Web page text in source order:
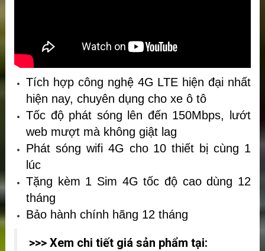
Tích hợp công nghệ 4G LTE hiện đại nhất
hiện nay, chuyên dụng cho xe ô tô
Tốc độ phát sóng lên đến 150Mbps, lướt
web mượt mà không giật lag
Phát sóng wifi 4G cho 10 thiết bị cùng 1
lúc
Tặng kèm 1 Sim 4G tốc độ cao dùng 12
tháng
Bảo hành chính hãng 12 tháng
>>> Xem chi tiết giá sản phẩm tại: